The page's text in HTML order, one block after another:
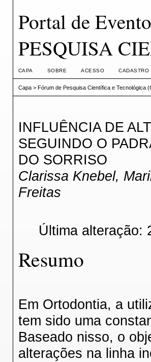
Portal de
PESQUISA
CAPA SOBRE ACESSO CADASTRO
Capa> Fórum de Pesquisa Científica e Tecnológica
INFLUÊNCIA DE
SEGUINDO O
DO SORRISO
Clarissa Knebel,
Freitas
Última alteração:
Resumo
Em Ortodontia, a
tem sido uma
Baseado nisso, o
alterações na linha